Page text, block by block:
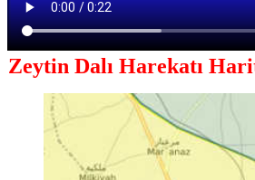
Zeytin Dalı Harekatı